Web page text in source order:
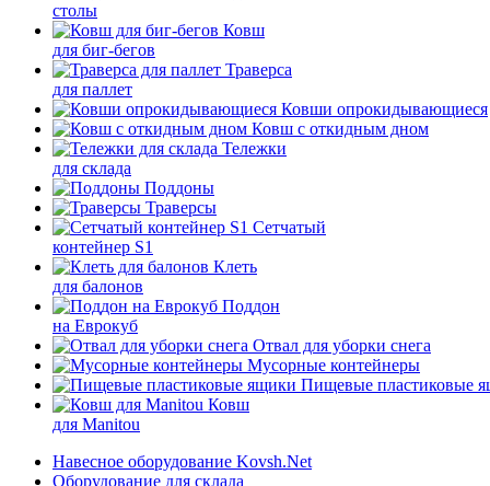
столы
Ковш
для биг-бегов
Траверса
для паллет
Ковши опрокидывающиеся
Ковш с откидным дном
Тележки
для склада
Поддоны
Траверсы
Сетчатый
контейнер S1
Клеть
для балонов
Поддон
на Еврокуб
Отвал для уборки снега
Мусорные контейнеры
Пищевые пластиковые
Ковш
для Manitou
Навесное оборудование Kovsh.Net
Оборудование для склада